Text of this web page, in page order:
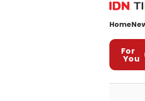
Home
For
You